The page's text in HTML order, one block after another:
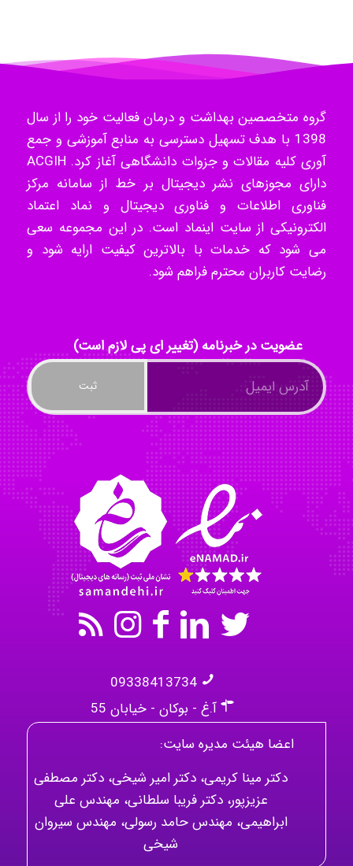
ilhan200
Radman Amini
Tavan
akhtar shahsavandi
kimiya zirakpoor
گروه متخصصین بهداشت و درمان فعالیت خود را از سال
1398 با هدف تسهیل دسترسی به منابع آموزشی و جمع
آوری کلیه مقالات و جزوات دانشگاهی آغاز کرد. ACGIH
دارای مجوزهای نشر دیجیتال بر خط از سامانه مرکز
فناوری اطلاعات و فناوری دیجیتال و نماد اعتماد
الکترونیکی از سایت اینماد است. در این مجموعه سعی
می شود که خدمات با بالاترین کیفیت ارایه شود و
رضایت کاربران محترم فراهم شود.
عضویت در خبرنامه (تغییر ای پی لازم است)
09338413734
آ.غ - بوکان - خیابان 55
اعضا هیئت مدیره سایت:
دکتر مینا کریمی، دکتر امیر شیخی، دکتر مصطفی
عزیزپور، دکتر فریبا سلطانی، مهندس علی
ابراهیمی، مهندس حامد رسولی، مهندس سیروان
شیخی